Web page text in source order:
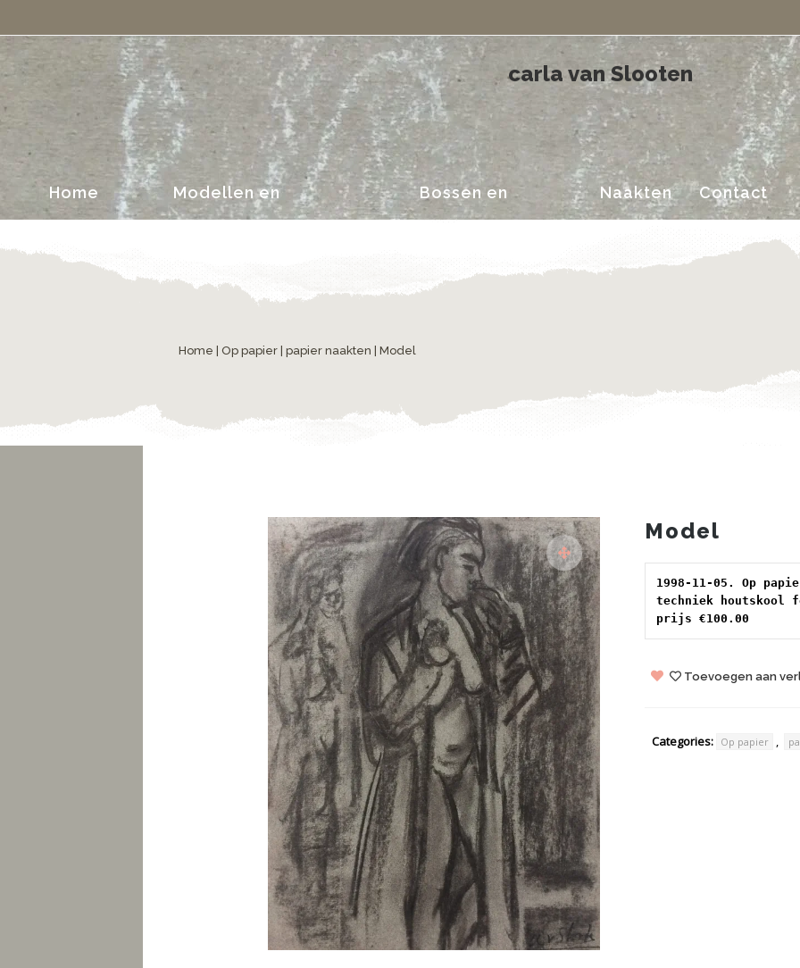
carla van Slooten
Home Modellen en Bossen en Naakten Contact
Home Op papier papier naakten | Model
Model
1998-11-05. Op
techniek houtskool
prijs €100.00
Toevoegen aan
Categories: Op papier ,